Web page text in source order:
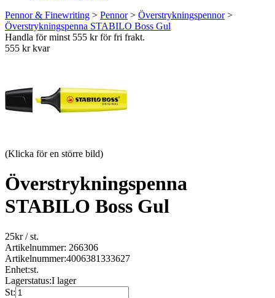
Pennor & Finewriting > Pennor> Överstrykningspennor>
Överstrykningspenna STABILO Boss Gul
Handla för minst 555 kr för fri frakt.
555 kr kvar
(Klicka för en större bild)
Överstrykningspenna
STABILO Boss Gul
25kr/ st.
Artikelnummer: 266306
Artikelnummer:4006381333627
Enhet:st.
Lagerstatus:I lager
St: